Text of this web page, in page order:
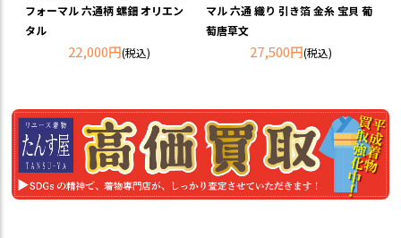
フォーマル 六通柄 螺鈿 オリエン
タル
22,000円(税込)
マル 六通 織り 引き箔 金糸 宝貝 葡
萄唐草文
27,500円(税込)